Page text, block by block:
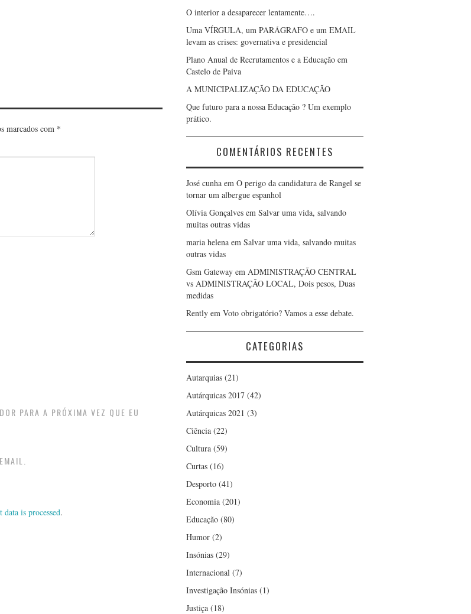
marcados com *
PARA A PRÓXIMA VEZ QUE EU
is processed.
O interior a desaparecer lentamente….
Uma VÍRGULA, um PARÁGRAFO e um EMAIL
levam as crises: governativa e presidencial
Plano Anual de Recrutamentos e a Educação em
Castelo de Paiva
A MUNICIPALIZAÇÃO DA EDUCAÇÃO
Que futuro para a nossa Educação ? Um exemplo
prático.
COMENTÁRIOS RECENTES
José cunha em O perigo da candidatura de Rangel se
tornar um albergue espanhol
Olívia Gonçalves em Salvar uma vida, salvando
muitas outras vidas
maria helena em Salvar uma vida, salvando muitas
outras vidas
Gsm Gateway em ADMINISTRAÇÃO CENTRAL
vs ADMINISTRAÇÃO LOCAL, Dois pesos, Duas
medidas
Rently em Voto obrigatório? Vamos a esse debate.
CATEGORIAS
Autarquias (21)
Autárquicas 2017 (42)
Autárquicas 2021 (3)
Ciência (22)
Cultura (59)
Curtas (16)
Desporto (41)
Economia (201)
Educação (80)
Humor (2)
Insónias (29)
Internacional (7)
Investigação Insónias (1)
Justiça (18)